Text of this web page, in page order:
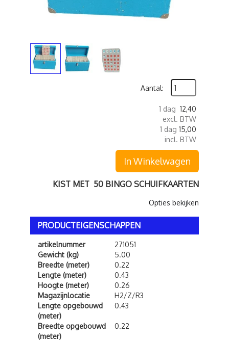
Aantal:
1 dag 12,40
excl. BTW
1 dag 15,00
incl. BTW
In Winkelwagen
KIST MET 50 BINGO SCHUIFKAARTEN
Opties bekijken
PRODUCTEIGENSCHAPPEN
artikelnummer
271051
Gewicht (kg)
5.00
Breedte (meter)
0.22
Lengte (meter)
0.43
Hoogte (meter)
0.26
Magazijnlocatie
H2/Z/R3
Lengte opgebouwd
(meter)
0.43
Breedte opgebouwd
(meter)
0.22